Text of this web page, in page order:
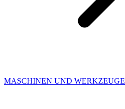
MASCHINEN UND WERKZEUGE